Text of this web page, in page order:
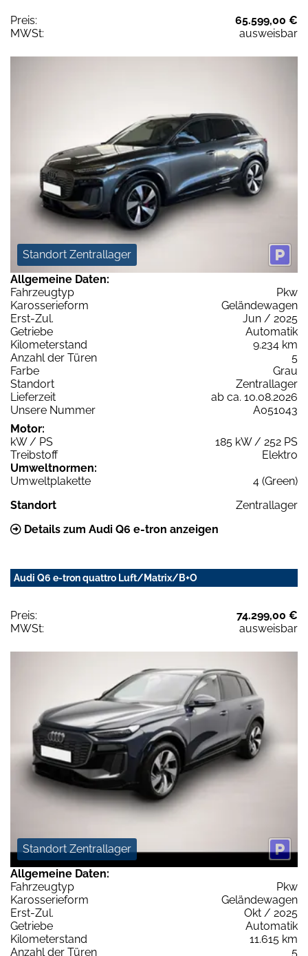
Preis:
65.599,00 €
MWSt:
ausweisbar
Standort Zentrallager
Allgemeine Daten:
Fahrzeugtyp
Pkw
Karosserieform
Geländewagen
Erst-Zul.
Jun / 2025
Getriebe
Automatik
Kilometerstand
9.234 km
Anzahl der Türen
5
Farbe
Grau
Standort
Zentrallager
Lieferzeit
ab ca. 10.08.2026
Unsere Nummer
A051043
Motor:
kW / PS
185 kW / 252 PS
Treibstoff
Elektro
Umweltnormen:
Umweltplakette
4 (Green)
Standort
Zentrallager
Details zum Audi Q6 e-tron anzeigen
Audi Q6 e-tron quattro Luft/Matrix/B+O
Preis:
74.299,00 €
MWSt:
ausweisbar
Standort Zentrallager
Allgemeine Daten:
Fahrzeugtyp
Pkw
Karosserieform
Geländewagen
Erst-Zul.
Okt / 2025
Getriebe
Automatik
Kilometerstand
11.615 km
Anzahl der Türen
5